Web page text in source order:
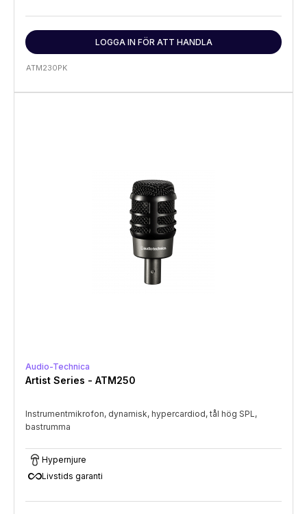
LOGGA IN FÖR ATT HANDLA
ATM230PK
Audio-Technica
Artist Series - ATM250
Instrumentmikrofon, dynamisk, hypercardiod, tål hög SPL,
bastrumma
Hypernjure
all_inclusiveLivstids garanti